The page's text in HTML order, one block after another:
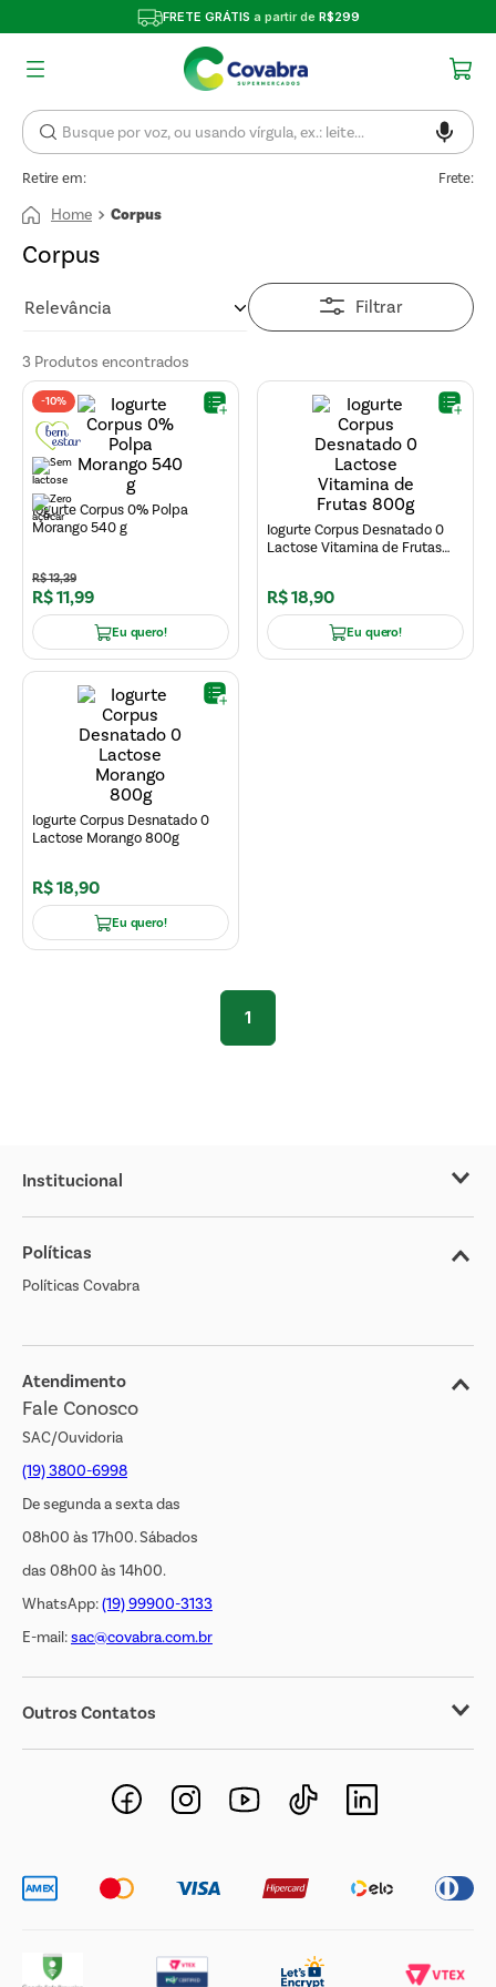
FRETE GRÁTIS a partir de R$299
Retire em: Frete:
Corpus
Corpus
Relevância Filtrar
3 Produtos
-10%
Iogurte Corpus 0% Polpa
Morango 540 g
R$13,39
R$11,99
Eu quero!
Iogurte Corpus Desnatado 0
Lactose Vitamina de Frutas
R$18,90
Eu quero!
Iogurte Corpus Desnatado 0
Lactose Morango 800g
R$18,90
Eu quero!
1
Institucional
Sobre o Covabra
Nossas Lojas
Cliente Bem Estar
Jornal de Ofertas
Transparência Salarial
Políticas
Políticas Covabra
Atendimento
Fale Conosco
SAC/Ouvidoria
(19) 3800-6998
De segunda a sexta das
08h00 às 17h00. Sábados
das 08h00 às 14h00.
WhatsApp:(19) 99900-3133
E-mail:sac@covabra.com.br
Outros Contatos
Negócios Imobiliários
Novos Fornecedores